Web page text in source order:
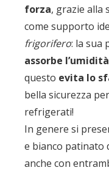
forza, grazie alla
come supporto
frigorifero: la sua
assorbe l’umidità
questo evita lo
bella sicurezza
refrigerati!
In genere si
e bianco patinato
anche con